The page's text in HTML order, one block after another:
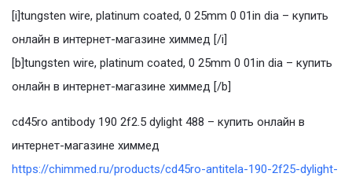
[i]tungsten wire, platinum coated, 0 25mm 0 01in dia – купить
онлайн в интернет-магазине химмед [/i]
[b]tungsten wire, platinum coated, 0 25mm 0 01in dia – купить
онлайн в интернет-магазине химмед [/b]
cd45ro antibody 190 2f2.5 dylight 488 – купить онлайн в
интернет-магазине химмед
https://chimmed.ru/products/cd45ro-antitela-190-2f25-dylight-